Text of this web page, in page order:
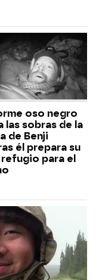
oso negro
las sobras de la
de Benji
él prepara su
para el